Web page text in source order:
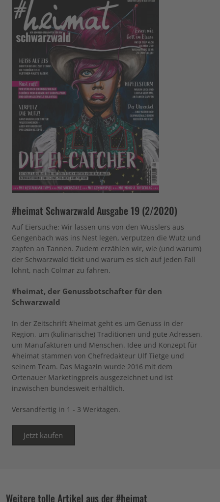
#heimat Schwarzwald Ausgabe 19 (2/2020)
Auf Eiersuche: Wir lassen uns von den Wusslers aus
Gengenbach was ins Nest legen, verputzen die Wutz und
zapfen an Tannen. Zudem erzählen wir, wie (und warum)
der Schwarzwald tickt und warum es sich auf jeden Fall
lohnt, nach Colmar zu fahren.
#heimat, der Genussbotschafter für den
Schwarzwald
In der Zeitschrift #heimat geht es um Genuss in der
Region, um (kulinarische) Traditionen und gute Adressen,
um Manufakturen und Menschen. Idee und Konzept für
#heimat stammen von Chefredakteur Ulf Tietge und
seinem Team. Das Magazin wurde 2016 mit dem
Ortenauer Marketingpreis ausgezeichnet und ist
inzwischen bundesweit erhältlich.
Versandfertig in 1 - 3 Werktagen.
Jetzt kaufen
Weitere tolle Artikel aus der #heimat